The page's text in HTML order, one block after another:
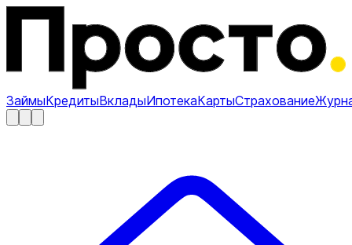
ЗаймыКредитыВкладыИпотекаКартыСтрахование